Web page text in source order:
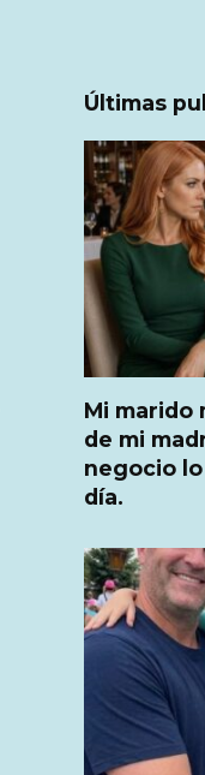
Últimas
Mi marido
de mi
negocio
día.